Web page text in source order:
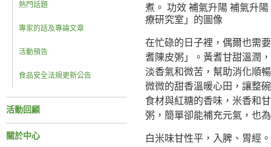
熱門話題
專家的話及專論文章
活動預告
食品安全法規更新公告
活動回顧
關於中心
在忙碌的日子裡，偶爾也需
耆陳皮粥」。黃耆甘甜溫潤
淡香氣和微苦，幫助消化順
微微的甜香溫暖心田，讓整
食材與紅糖的香味，米香和
粥，簡單卻能補充元氣，也
白米味甘性平，入脾、胃經